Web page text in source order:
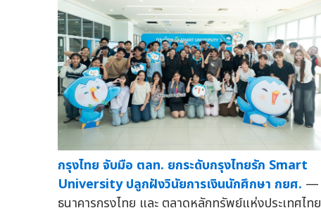
กรุงไทย จับมือ ตลท. ยกระดับกรุงไทยรัก Smart
University ปลูกฝังวินัยการเงินนักศึกษา กยศ. —
ธนาคารกรุงไทย และ ตลาดหลักทรัพย์แห่งประเทศไทย